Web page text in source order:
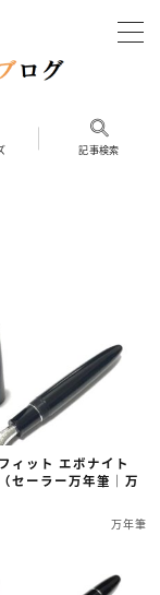
記事検索
ィット エボナイト
セーラー万年筆｜万
万年筆